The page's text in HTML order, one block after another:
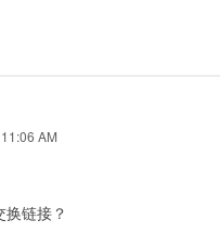
AM
链接？